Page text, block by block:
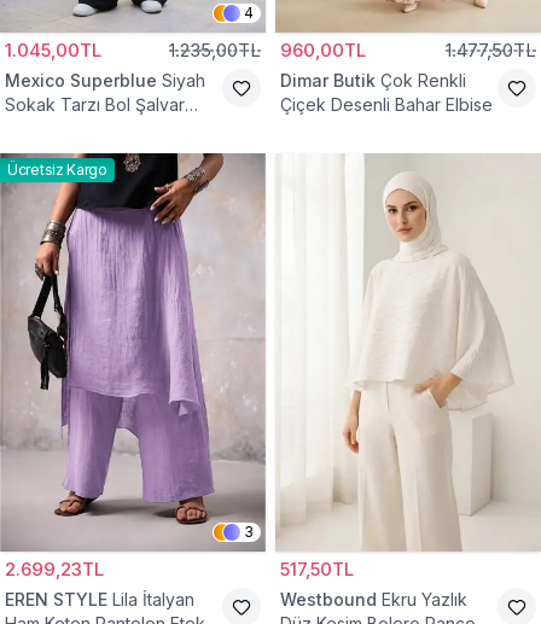
4
1.045,00TL 1.235,00TL
Mexico Superblue Siyah
Sokak Tarzı Bol Şalvar
960,00TL 1.477,50TL
Dimar Butik Çok Renkli
Çiçek Desenli Bahar Elbise
Ücretsiz Kargo
3
2.699,23TL
EREN STYLE Lila İtalyan
517,50TL
Westbound Ekru Yazlık